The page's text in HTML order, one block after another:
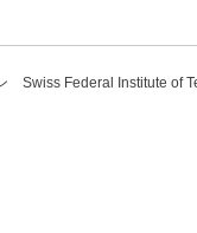
Swiss Federal Institute of